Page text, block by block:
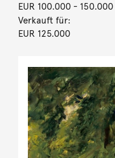
EUR 100.000- 150.000
Verkauft für:
EUR 125.000